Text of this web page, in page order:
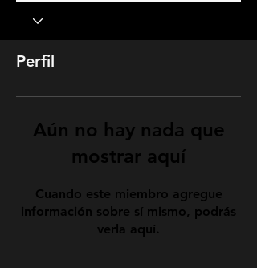
Perfil
Aún no hay nada que
mostrar aquí
Cuando este miembro agregue
información sobre sí mismo, podrás
verla aquí.